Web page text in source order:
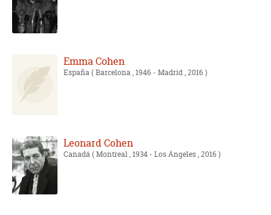
Emma Cohen
España( Barcelona , 1946 - Madrid , 2016 )
Leonard Cohen
Canadá( Montreal , 1934 - Los Ángeles , 2016 )